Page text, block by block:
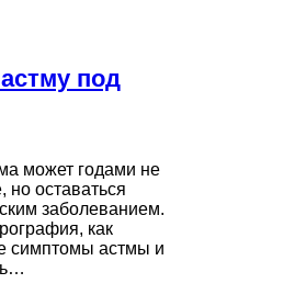
под
может годами не
но оставаться
заболеванием.
как
симптомы астмы и